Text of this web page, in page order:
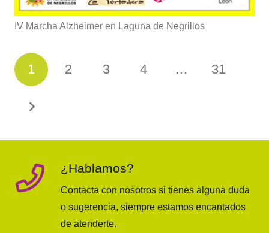
IV Marcha Alzheimer en Laguna de Negrillos
1 2 3 4 … 31
¿Hablamos?
Contacta con nosotros si tienes alguna duda
o sugerencia, siempre estamos encantados
de atenderte.